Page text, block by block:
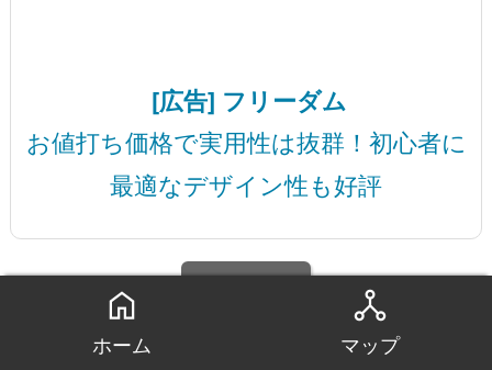
home
ホーム
network_node
マップ
[広告] フリーダム
お値打ち価格で実用性は抜群！初心者に
最適なデザイン性も好評